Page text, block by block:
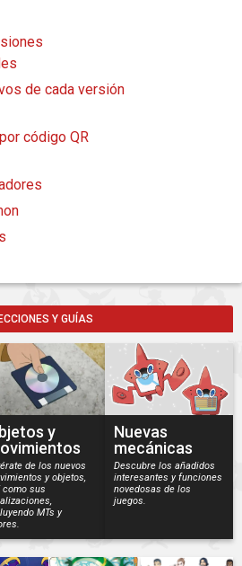
de cada versión
código QR
Y GUÍAS
y
de los nuevos
y objetos,
como sus
MTs y
Nuevas
mecánicas
Descubre los añadidos
interesantes y funciones
novedosas de los
juegos.